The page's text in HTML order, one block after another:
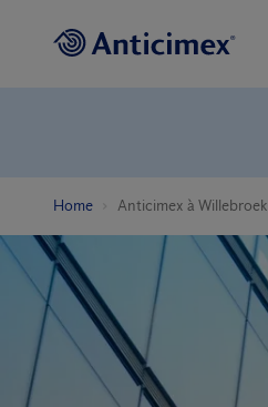
Home Anticimex à Willebroek